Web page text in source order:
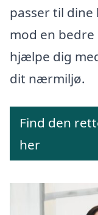
passer til
mod en
hjælpe dig
dit nærmiljø.
Find den
her